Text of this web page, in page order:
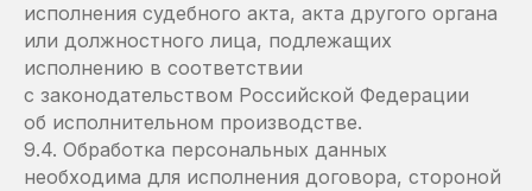
исполнения судебного акта, акта другого органа
или должностного лица, подлежащих
исполнению в соответствии
с законодательством Российской Федерации
об исполнительном производстве.
9.4. Обработка персональных данных
необходима для исполнения договора, стороной